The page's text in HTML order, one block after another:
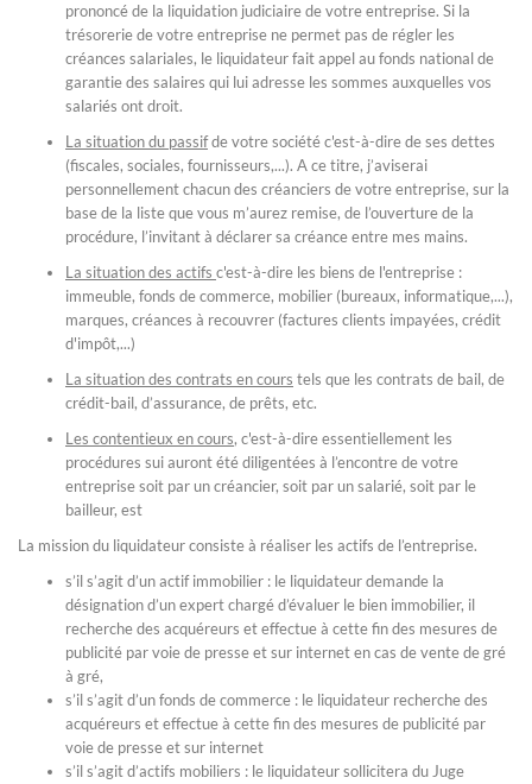
prononcé de la liquidation judiciaire de votre entreprise. Si la
trésorerie de votre entreprise ne permet pas de régler les
créances salariales, le liquidateur fait appel au fonds national de
garantie des salaires qui lui adresse les sommes auxquelles vos
salariés ont droit.
La situation du passifde votre société c'est-à-dire de ses dettes
(fiscales, sociales, fournisseurs,...). A ce titre, j’aviserai
personnellement chacun des créanciers de votre entreprise, sur la
base de la liste que vous m’aurez remise, de l’ouverture de la
procédure, l’invitant à déclarer sa créance entre mes mains.
La situation des actifs c'est-à-dire les biens de l'entreprise :
immeuble, fonds de commerce, mobilier (bureaux, informatique,...),
marques, créances à recouvrer (factures clients impayées, crédit
d'impôt,...)
La situation des contrats en cours tels que les contrats de bail, de
crédit-bail, d’assurance, de prêts, etc.
Les contentieux en cours, c'est-à-dire essentiellement les
procédures sui auront été diligentées à l’encontre de votre
entreprise soit par un créancier, soit par un salarié, soit par le
bailleur, est
La mission du liquidateur consiste à réaliser les actifs de l’entreprise.
s’il s’agit d’un actif immobilier : le liquidateur demande la
désignation d’un expert chargé d’évaluer le bien immobilier, il
recherche des acquéreurs et effectue à cette fin des mesures de
publicité par voie de presse et sur internet en cas de vente de gré
à gré,
s’il s’agit d’un fonds de commerce : le liquidateur recherche des
acquéreurs et effectue à cette fin des mesures de publicité par
voie de presse et sur internet
s’il s’agit d’actifs mobiliers : le liquidateur sollicitera du Juge